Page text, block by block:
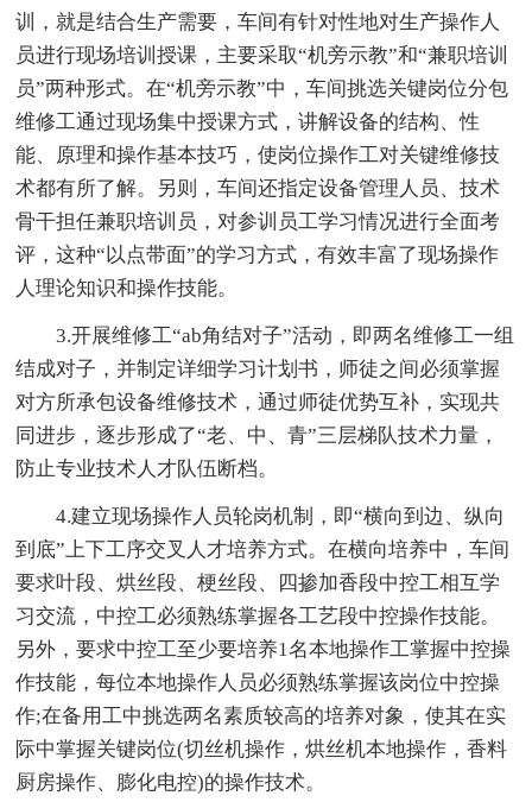
训，就是结合生产需要，车间有针对性地对生产操作人
员进行现场培训授课，主要采取“机旁示教”和“兼职培训
员”两种形式。在“机旁示教”中，车间挑选关键岗位分包
维修工通过现场集中授课方式，讲解设备的结构、性
能、原理和操作基本技巧，使岗位操作工对关键维修技
术都有所了解。另则，车间还指定设备管理人员、技术
骨干担任兼职培训员，对参训员工学习情况进行全面考
评，这种“以点带面”的学习方式，有效丰富了现场操作
人理论知识和操作技能。
3.开展维修工“ab角结对子”活动，即两名维修工一组
结成对子，并制定详细学习计划书，师徒之间必须掌握
对方所承包设备维修技术，通过师徒优势互补，实现共
同进步，逐步形成了“老、中、青”三层梯队技术力量，
防止专业技术人才队伍断档。
4.建立现场操作人员轮岗机制，即“横向到边、纵向
到底”上下工序交叉人才培养方式。在横向培养中，车间
要求叶段、烘丝段、梗丝段、四掺加香段中控工相互学
习交流，中控工必须熟练掌握各工艺段中控操作技能。
另外，要求中控工至少要培养1名本地操作工掌握中控操
作技能，每位本地操作人员必须熟练掌握该岗位中控操
作;在备用工中挑选两名素质较高的培养对象，使其在实
际中掌握关键岗位(切丝机操作，烘丝机本地操作，香料
厨房操作、膨化电控)的操作技术。